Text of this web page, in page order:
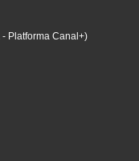
- Platforma Canal+)